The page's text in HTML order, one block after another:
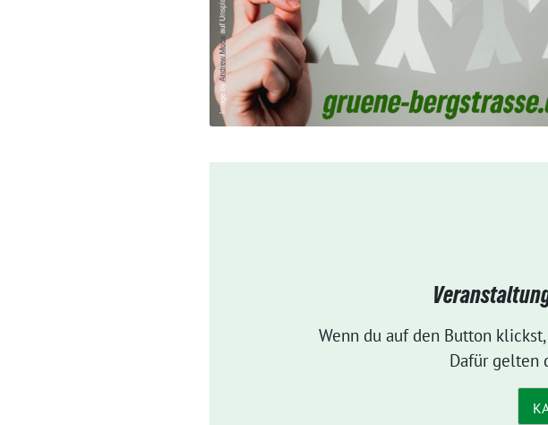
Wenn du auf den Button
Dafür gelten